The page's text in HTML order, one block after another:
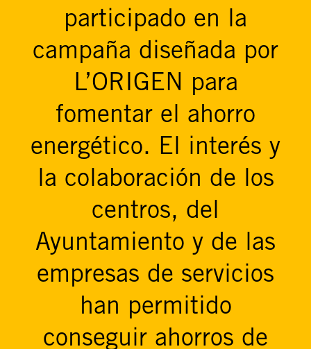
participado en la
campaña diseñada por
L’ORIGEN para
fomentar el ahorro
energético. El interés y
la colaboración de los
centros, del
Ayuntamiento y de las
empresas de servicios
han permitido
conseguir ahorros de